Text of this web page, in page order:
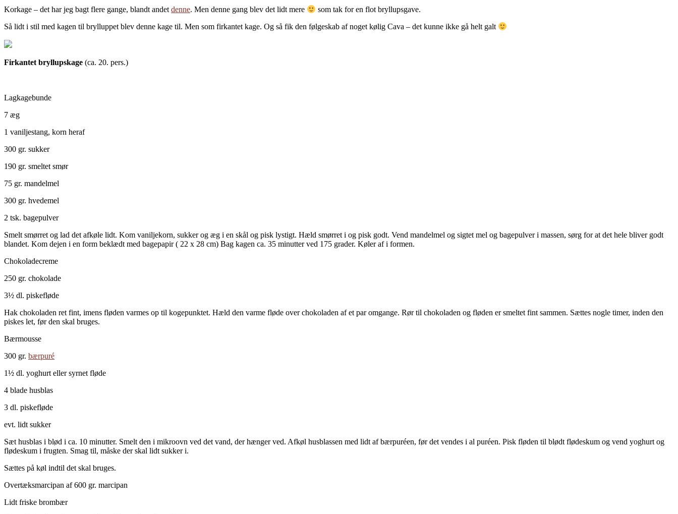
Korkage – det har jeg bagt flere gange, blandt andet denne. Men denne gang blev det lidt mere som tak for en flot bryllupsgave.
Så lidt i stil med kagen til brylluppet blev denne kage til. Men som firkantet kage. Og så fik den følgeskab af noget kølig Cava – det kunne ikke gå helt galt
Firkantet bryllupskage (ca. 20. pers.)
Lagkagebunde
7 æg
1 vaniljestang, korn heraf
300 gr. sukker
190 gr. smeltet smør
75 gr. mandelmel
300 gr. hvedemel
2 tsk. bagepulver
Smelt smørret og lad det afkøle lidt. Kom vaniljekorn, sukker og æg i en skål og pisk lystigt. Hæld smørret i og pisk godt. Vend mandelmel og sigtet mel og bagepulver i massen, sørg for at det hele bliver godt
blandet. Kom dejen i en form beklædt med bagepapir ( 22 x 28 cm) Bag kagen ca. 35 minutter ved 175 grader. Køler af i formen.
Chokoladecreme
250 gr. chokolade
3½ dl. piskefløde
Hak chokoladen ret fint, imens fløden varmes op til kogepunktet. Hæld den varme fløde over chokoladen af et par omgange. Rør til chokoladen og fløden er smeltet fint sammen. Sættes nogle timer, inden den
piskes let, før den skal bruges.
Bærmousse
300 gr. bærpuré
1½ dl. yoghurt eller syrnet fløde
4 blade husblas
3 dl. piskefløde
evt. lidt sukker
Sæt husblas i blød i ca. 10 minutter. Smelt den i mikroovn ved det vand, der hænger ved. Afkøl husblassen med lidt af bærpuréen, før det vendes i al puréen. Pisk fløden til blødt flødeskum og vend yoghurt og
flødeskum i frugten. Smag til, måske der skal lidt sukker i.
Sættes på køl indtil det skal bruges.
Overtæksmarcipan af 600 gr. marcipan
Lidt friske brombær